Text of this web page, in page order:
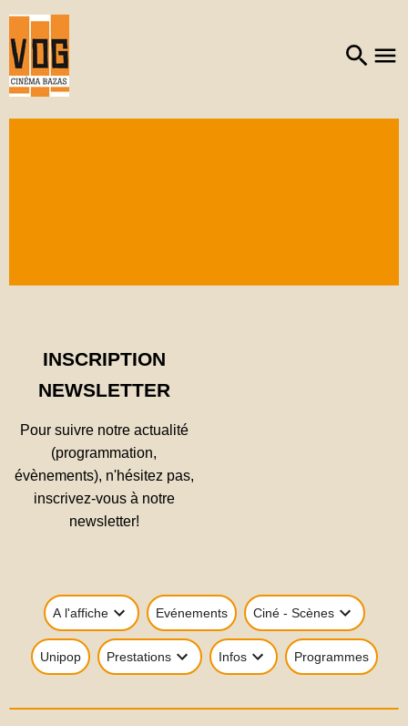
INSCRIPTION
NEWSLETTER
Pour suivre notre actualité
(programmation,
évènements), n'hésitez pas,
inscrivez-vous à notre
newsletter!
A l'affiche Evénements Ciné - Scènes
Unipop Prestations Infos Programmes